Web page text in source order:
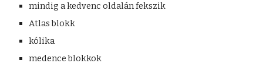
mindig a kedvenc oldalán fekszik
Atlas blokk
kólika
medence blokkok